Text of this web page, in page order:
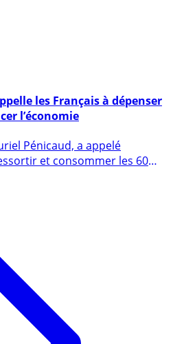
les Français à dépenser
l’économie
et consommer les 60